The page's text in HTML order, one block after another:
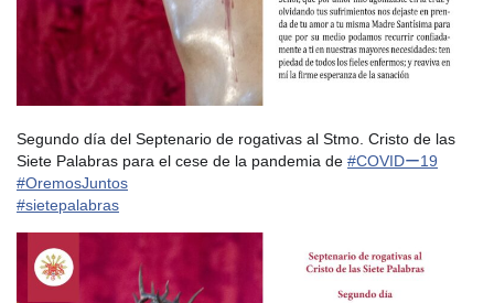
Segundo día del Septenario de rogativas al Stmo. Cristo de las
Siete Palabras para el cese de la pandemia de #COVIDー19
#OremosJuntos
#sietepalabras